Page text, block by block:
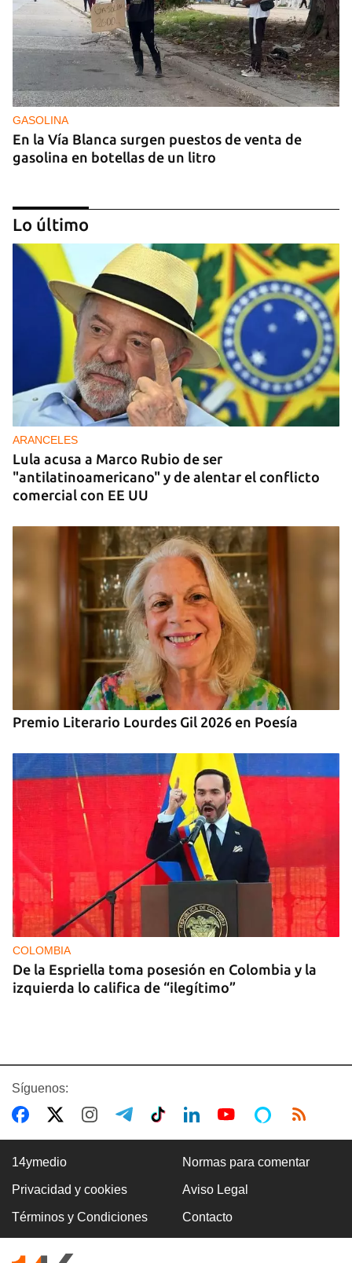
GASOLINA
En la Vía Blanca surgen puestos de venta de
gasolina en botellas de un litro
DONACIONES
China entrega otros 5.000 sistemas fotovoltaicos
para zonas rurales de Cuba
Lo último
ARANCELES
Lula acusa a Marco Rubio de ser
"antilatinoamericano" y de alentar el conflicto
comercial con EE UU
Premio Literario Lourdes Gil 2026 en Poesía
COLOMBIA
De la Espriella toma posesión en Colombia y la
izquierda lo califica de “ilegítimo”
BOXEO
El boxeo masculino cubano se quedó sin títulos
en Santo Domingo
Síguenos:
14ymedio Normas para comentar
Privacidad y cookies Aviso Legal
Términos y Condiciones Contacto